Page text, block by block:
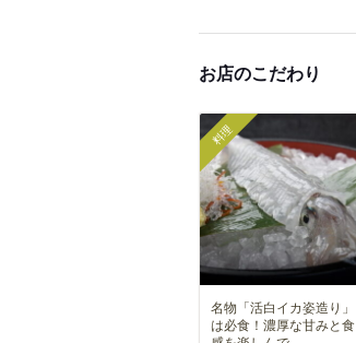
お店のこだわり
料理
名物「活白イカ姿造り」
は必食！濃厚な甘みと食